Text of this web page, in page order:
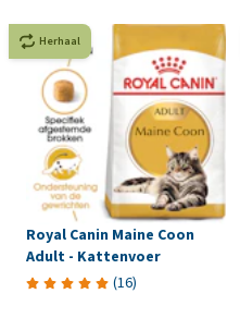
Herhaal
Royal Canin Maine Coon
Adult - Kattenvoer
(16)